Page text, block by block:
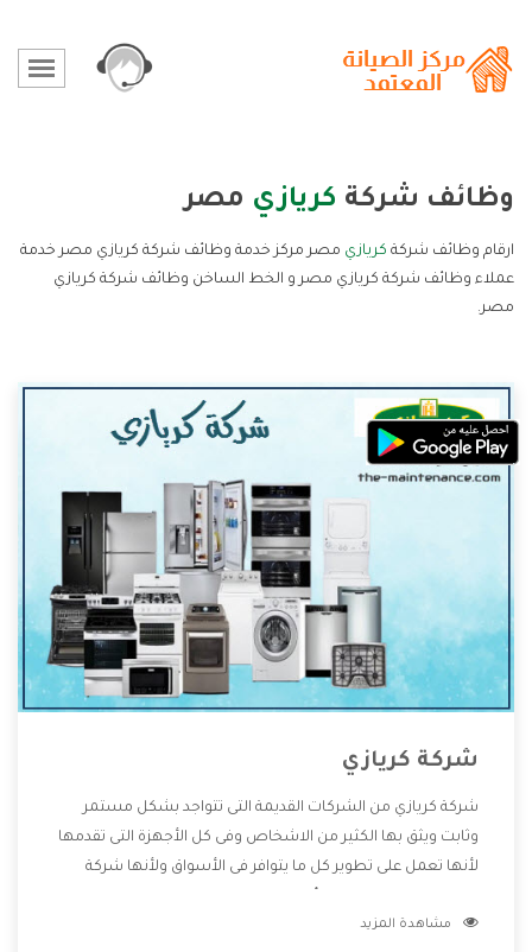
وظائف شركة كريازي مصر
ارقام وظائف شركة كريازي مصر مركز خدمة وظائف شركة كريازي مصر خدمة
عملاء وظائف شركة كريازي مصر و الخط الساخن وظائف شركة كريازي
مصر.
شركة كريازي
شركة كريازي من الشركات القديمة التى تتواجد بشكل مستمر
وثابت ويثق بها الكثير من الاشخاص وفى كل الأجهزة التى تقدمها
لأنها تعمل على تطوير كل ما يتوافر فى الأسواق ولأنها شركة
وتقدم للعملاء أقوى العروض والخصومات التى تسهل على
مشاهدة المزيد